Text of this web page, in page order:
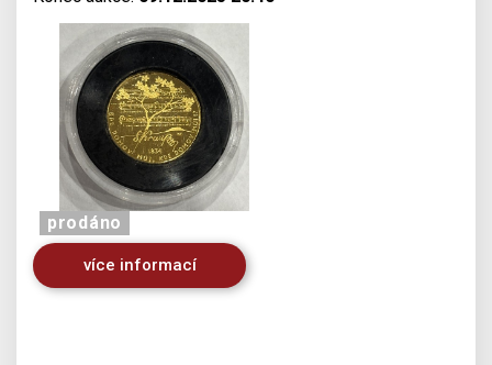
prodáno
více informací